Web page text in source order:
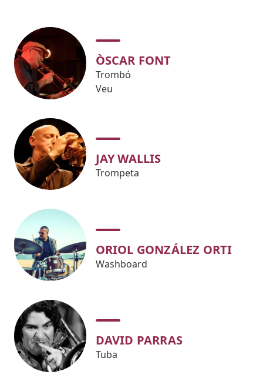
ÒSCAR FONT
Trombó
Veu
JAY WALLIS
Trompeta
ORIOL GONZÁLEZ ORTI
Washboard
DAVID PARRAS
Tuba